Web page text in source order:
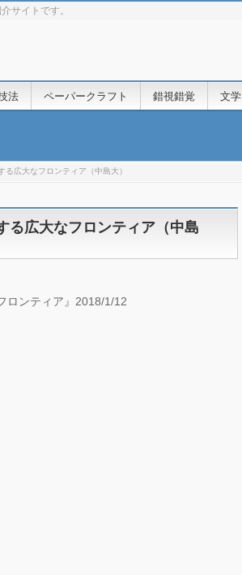
サイトです。
法 ペーパークラフト 錯視錯覚 文学
広大なフロンティア（中島大）
る広大なフロンティア（中島
ロンティア』2018/1/12